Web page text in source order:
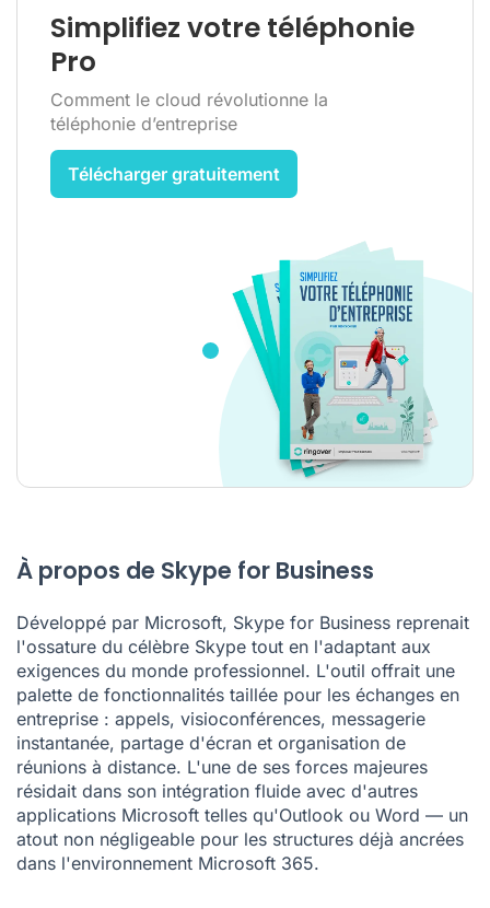
Simplifiez votre téléphonie
Pro
Comment le cloud révolutionne la
téléphonie d’entreprise
Télécharger gratuitement
À propos de Skype for Business
Développé par Microsoft, Skype for Business reprenait
l'ossature du célèbre Skype tout en l'adaptant aux
exigences du monde professionnel. L'outil offrait une
palette de fonctionnalités taillée pour les échanges en
entreprise : appels, visioconférences, messagerie
instantanée, partage d'écran et organisation de
réunions à distance. L'une de ses forces majeures
résidait dans son intégration fluide avec d'autres
applications Microsoft telles qu'Outlook ou Word — un
atout non négligeable pour les structures déjà ancrées
dans l'environnement Microsoft 365.